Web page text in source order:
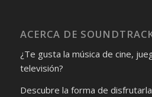
ACERCA DE
¿Te gusta la música de cine,
televisión?
Descubre la forma de